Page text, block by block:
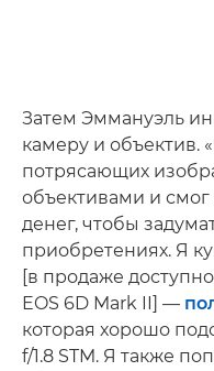
Затем Эммануэль
камеру и объектив.
потрясающих
объективами и смог
денег, чтобы
приобретениях. Я
[в продаже
EOS 6D Mark II] —
которая хорошо
f/1.8 STM. Я также